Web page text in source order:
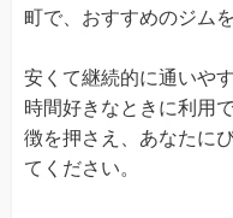
町で、おすすめのジム
安くて継続的に通いや
時間好きなときに利用
徴を押さえ、あなたに
てください。